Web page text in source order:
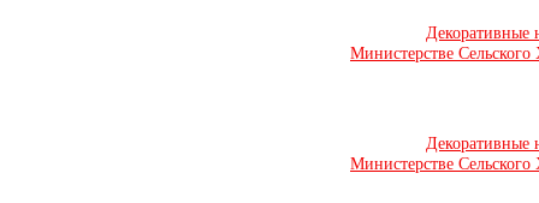
Декоративные
Министерстве
Декоративные
Министерстве